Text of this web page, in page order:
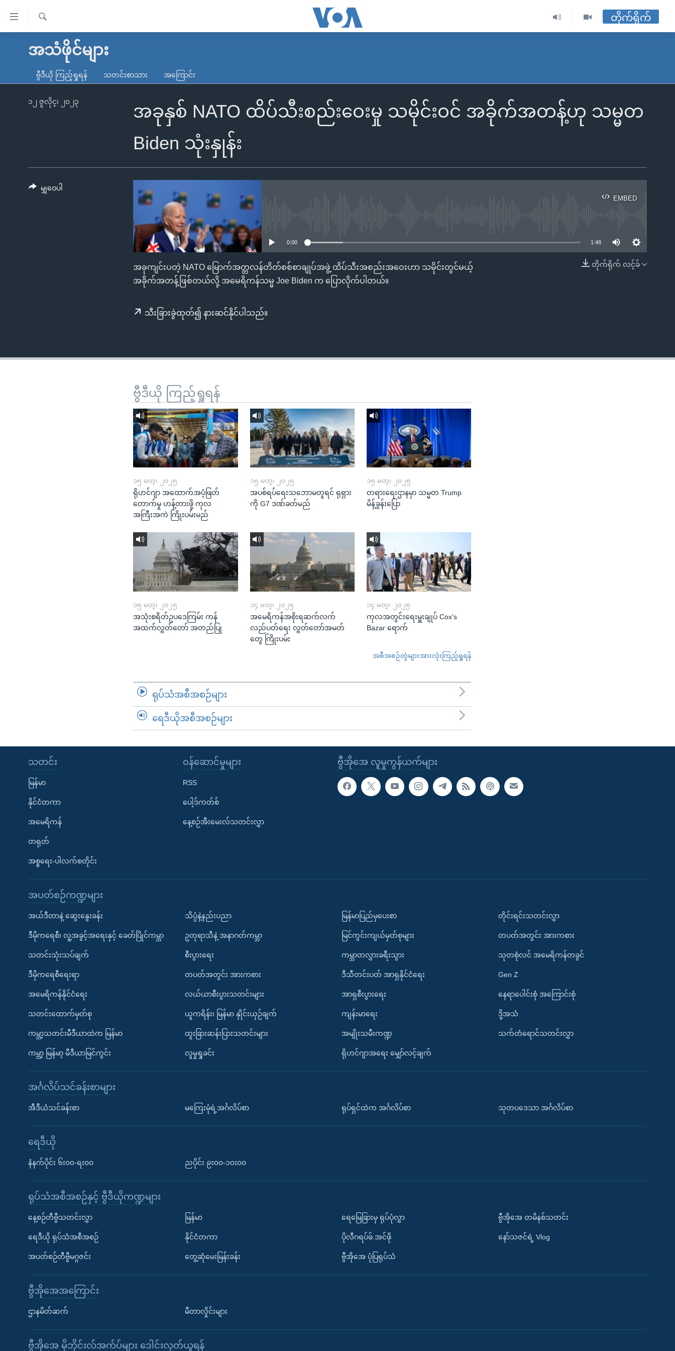
လွယ်ကူ
သည့်
မူလစာမျက်နှာ
ကမ္ဘာ့သတင်းများ
နိုင်ငံတကာ
မကြေးမုံရဲ့ အင်္ဂလိပ်စာ
ရေဒီယို
ရေဒီယိုနှင့်ရုပ်သံ အချက်အလက်များ
Learning English
ရ
တိုက်ရိုက်
အသံဖိုင်များ
ဗွီဒီယို ကြည့်ရှုရန် သတင်းစာသား အကြောင်း
အခုနှစ် NATO ထိပ်သီးစည်းဝေးမှု သမိုင်းဝင် အခိုက်အတန့်ဟု သမ္မတ
Biden သုံးနှုန်း
၁၂ ဇူလိုင္၊ ၂၀၂၃
EMBED
EMBED
0:00 1:48
တိုက်ရိုက် လင့်ခ်
အခုကျင်းပတဲ့ NATO မြောက်အတ္တလန်တိတ်စစ်စာချုပ်အဖွဲ့ ထိပ်သီးအစည်းအဝေးဟာ သမိုင်းတွင်မယ့်
အခိုက်အတန့်ဖြစ်တယ်လို့ အမေရိကန်သမ္မ Joe Biden က ပြောလိုက်ပါတယ်။
သီးခြားခွဲထုတ်၍ နားဆင်နိုင်ပါသည်။
မျှဝေပါ
ဗွီဒီယို ကြည့်ရှုရန်
၁၅ မတ္၊ ၂၀၂၅
ရိုဟင်ဂျာ အထောက်အပံ့ဖြတ်
တောက်မှု ဟန့်တားဖို့ ကုလ
အကြီးအကဲ ကြိုးပမ်းမည်
၁၅ မတ္၊ ၂၀၂၅
အပစ်ရပ်ရေးသဘောမတူရင် ရုရှား
ကို G7 ဒဏ်ခတ်မည်
၁၅ မတ္၊ ၂၀၂၅
တရားရေးဌာနမှာ သမ္မတ Trump
မိန့်ခွန်းပြော
၁၅ မတ္၊ ၂၀၂၅
အသုံးစရိတ်ဥပဒေကြမ်း ကန်
အထက်လွှတ်တော် အတည်ပြု
၁၄ မတ္၊ ၂၀၂၅
အမေရိကန်အစိုးရဆက်လက်
လည်ပတ်ရေး လွှတ်တော်အမတ်
တွေ ကြိုးပမ်း
၁၄ မတ္၊ ၂၀၂၅
ကုလအတွင်းရေးမှူးချုပ် Cox's
Bazar ရောက်
အစီအစဉ်တွဲများအားလုံးကြည့်ရှုရန်
ရုပ်သံအစီအစဉ်များ
ရေဒီယိုအစီအစဉ်များ
ဗွီအိုအေ လူမှုကွန်ယက်များ
သတင်း
မြန်မာ
နိုင်ငံတကာ
အမေရိကန်
တရုတ်
အစ္စရေး-ပါလက်စတိုင်း
၀န်ဆောင်မှုများ
RSS
ပေါ့ဒ်ကတ်စ်
နေ့စဉ်အီးမေးလ်သတင်းလွှာ
အပတ်စဉ်ကဏ္ဍများ
အယ်ဒီတာနဲ့ ဆွေးနွေးခန်း
ဒီမိုကရေစီ၊ လူ့အခွင့်အရေးနှင့် ခေတ်ပြိုင်ကမ္ဘာ
သတင်းသုံးသပ်ချက်
ဒီမိုကရေစီရေးရာ
အမေရိကန်နိုင်ငံရေး
သတင်းထောက်မှတ်စု
ကမ္ဘာ့သတင်းမီဒီယာထဲက မြန်မာ
ကမ္ဘာ့ မြန်မာ့ မီဒီယာမြင်ကွင်း
သိပ္ပံနဲ့နည်းပညာ
ဥတုရာသီနဲ့ အနာဂတ်ကမ္ဘာ
စီးပွားရေး
တပတ်အတွင်း အားကစား
လယ်ယာစီးပွားသတင်းများ
ယူကရိန်း၊ မြန်မာ နှိုင်းယှဉ်ချက်
ထူးခြားဆန်းပြားသတင်းများ
လူမှုရှုခင်း
မြန်မာပြည်မှပေးစာ
မြင်ကွင်းကျယ်မှတ်စုများ
ကမ္ဘာတလွှားခရီးသွား
ဒီသီတင်းပတ် အာရှနိုင်ငံရေး
အာရှစီးပွားရေး
ကျန်းမာရေး
အမျိုးသမီးကဏ္ဍ
ရိုဟင်ဂျာအရေး မျှော်လင့်ချက်
တိုင်းရင်းသတင်းလွှာ
တပတ်အတွင်း အားကစား
သုတစုံလင် အမေရိကန်တခွင်
Gen Z
နေရာပေါင်းစုံ အကြောင်းစုံ
ဒို့အသံ
သက်တံရောင်သတင်းလွှာ
အင်္ဂလိပ်သင်ခန်းစာများ
အီဒီယံသင်ခန်းစာ မကြေးမုံရဲ့အင်္ဂလိပ်စာ ရုပ်ရှင်ထဲက အင်္ဂလိပ်စာ သုတပဒေသာ အင်္ဂလိပ်စာ
ရေဒီယို
နံနက်ပိုင်း ၆း၀၀-ရး၀၀ ညပိုင်း ၉း၀၀-၁၀း၀၀
ရုပ်သံအစီအစဉ်နှင့် ဗွီဒီယိုကဏ္ဍများ
နေ့စဉ်တီဗွီသတင်းလွှာ
ရေဒီယို ရုပ်သံအစီအစဉ်
အပတ်စဉ်တီဗွီမဂ္ဂဇင်း
မြန်မာ
နိုင်ငံတကာ
တွေ့ဆုံမေးမြန်းခန်း
ရေမြေခြားမှ ရုပ်ပုံလွှာ
ပိုလီဂရပ်ဖ်.အင်ဖို
ဗွီအိုအေ ပုံပြရုပ်သံ
ဗွီအိုအေ တမိနစ်သတင်း
နော်သဇင်ရဲ့ Vlog
ဗွီအိုအေအကြောင်း
ဌာနမိတ်ဆက် မီတာလှိုင်းများ
ဗွီအိုအေ မိုဘိုင်းလ်အက်ပ်များ ဒေါင်းလုတ်ယူရန်